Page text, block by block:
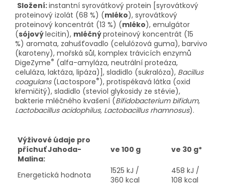
Složení:instantní syrovátkový protein [syrovátkový
proteinový izolát (68 %) (mléko), syrovátkový
proteinový koncentrát (13 %) (mléko), emulgátor
(sójovýlecitin), mléčnýproteinový koncentrát (15
%) aromata, zahušťovadlo (celulózová guma), barvivo
(karoteny), mořská sůl, komplex trávicích enzymů
DigeZyme® (alfa-amyláza, neutrální proteáza,
celuláza, laktáza, lipáza)], sladidlo (sukralóza), Bacillus
coagulans (Lactospore®), protispékavá látka (oxid
křemičitý), sladidlo (steviol glykosidy ze stévie),
bakterie mléčného kvašení (Bifidobacterium bifidum,
Lactobacillus acidophilus, Lactobacillus rhamnosus).
Výživové údaje pro
příchuť Jahoda-
Malina:
ve 100 g ve 30 g*
Energetická hodnota
1525 kJ /
360 kcal
458 kJ /
108 kcal